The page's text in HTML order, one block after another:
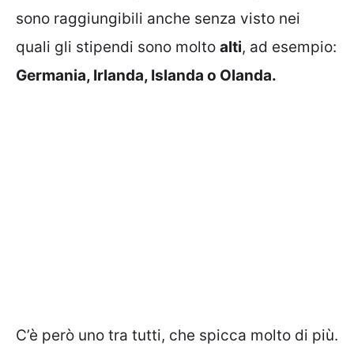
sono raggiungibili anche senza visto nei
quali gli stipendi sono molto alti, ad esempio:
Germania, Irlanda, Islanda o Olanda.
C’è però uno tra tutti, che spicca molto di più.